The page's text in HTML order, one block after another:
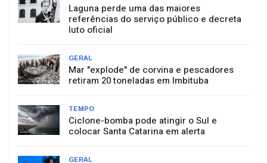
Laguna perde uma das maiores
referências do serviço público e decreta
luto oficial
GERAL
Mar "explode" de corvina e pescadores
retiram 20 toneladas em Imbituba
TEMPO
Ciclone-bomba pode atingir o Sul e
colocar Santa Catarina em alerta
GERAL